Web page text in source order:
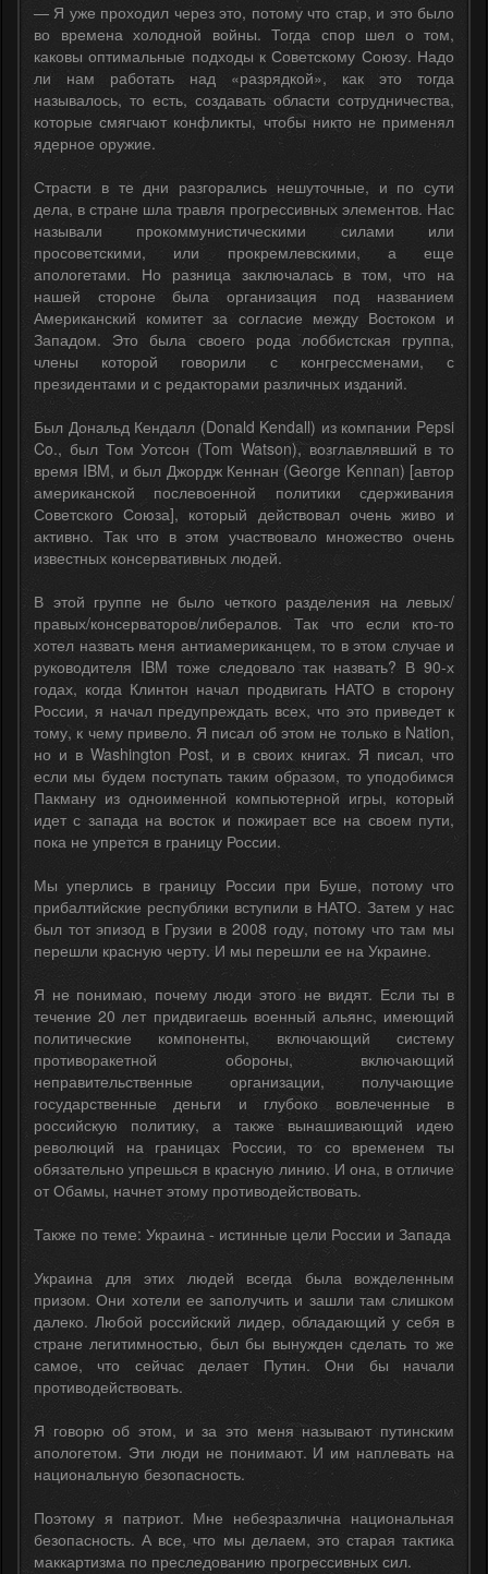
— Я уже проходил через это, потому что стар, и это было
во времена холодной войны. Тогда спор шел о том,
каковы оптимальные подходы к Советскому Союзу. Надо
ли нам работать над «разрядкой», как это тогда
называлось, то есть, создавать области сотрудничества,
которые смягчают конфликты, чтобы никто не применял
ядерное оружие.
Страсти в те дни разгорались нешуточные, и по сути
дела, в стране шла травля прогрессивных элементов. Нас
называли прокоммунистическими силами или
просоветскими, или прокремлевскими, а еще
апологетами. Но разница заключалась в том, что на
нашей стороне была организация под названием
Американский комитет за согласие между Востоком и
Западом. Это была своего рода лоббистская группа,
члены которой говорили с конгрессменами, с
президентами и с редакторами различных изданий.
Был Дональд Кендалл (Donald Kendall) из компании Pepsi
Co., был Том Уотсон (Tom Watson), возглавлявший в то
время IBM, и был Джордж Кеннан (George Kennan) [автор
американской послевоенной политики сдерживания
Советского Союза], который действовал очень живо и
активно. Так что в этом участвовало множество очень
известных консервативных людей.
В этой группе не было четкого разделения на левых/
правых/консерваторов/либералов. Так что если кто-то
хотел назвать меня антиамериканцем, то в этом случае и
руководителя IBM тоже следовало так назвать? В 90-х
годах, когда Клинтон начал продвигать НАТО в сторону
России, я начал предупреждать всех, что это приведет к
тому, к чему привело. Я писал об этом не только в Nation,
но и в Washington Post, и в своих книгах. Я писал, что
если мы будем поступать таким образом, то уподобимся
Пакману из одноименной компьютерной игры, который
идет с запада на восток и пожирает все на своем пути,
пока не упрется в границу России.
Мы уперлись в границу России при Буше, потому что
прибалтийские республики вступили в НАТО. Затем у нас
был тот эпизод в Грузии в 2008 году, потому что там мы
перешли красную черту. И мы перешли ее на Украине.
Я не понимаю, почему люди этого не видят. Если ты в
течение 20 лет придвигаешь военный альянс, имеющий
политические компоненты, включающий систему
противоракетной обороны, включающий
неправительственные организации, получающие
государственные деньги и глубоко вовлеченные в
российскую политику, а также вынашивающий идею
революций на границах России, то со временем ты
обязательно упрешься в красную линию. И она, в отличие
от Обамы, начнет этому противодействовать.
Также по теме: Украина - истинные цели России и Запада
Украина для этих людей всегда была вожделенным
призом. Они хотели ее заполучить и зашли там слишком
далеко. Любой российский лидер, обладающий у себя в
стране легитимностью, был бы вынужден сделать то же
самое, что сейчас делает Путин. Они бы начали
противодействовать.
Я говорю об этом, и за это меня называют путинским
апологетом. Эти люди не понимают. И им наплевать на
национальную безопасность.
Поэтому я патриот. Мне небезразлична национальная
безопасность. А все, что мы делаем, это старая тактика
маккартизма по преследованию прогрессивных сил.